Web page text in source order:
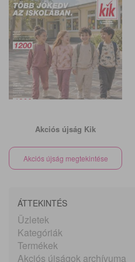
Akciós újság Kik
Akciós újság megtekintése
ÁTTEKINTÉS
Üzletek
Kategóriák
Termékek
Akciós újságok archívuma